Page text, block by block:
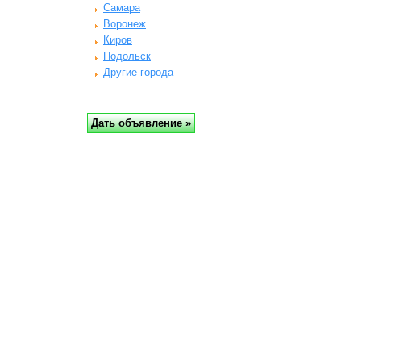
Самара
Воронеж
Киров
Подольск
Другие города